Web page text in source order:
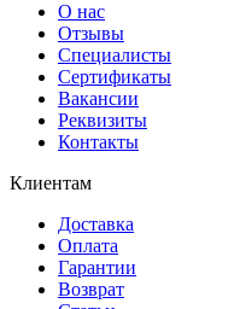
О нас
Отзывы
Специалисты
Сертификаты
Вакансии
Реквизиты
Контакты
Клиентам
Доставка
Оплата
Гарантии
Возврат